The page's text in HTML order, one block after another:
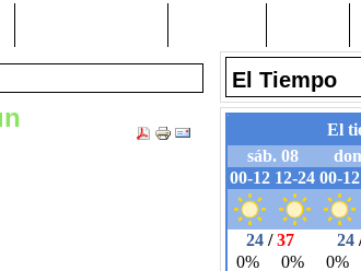
El Tiempo